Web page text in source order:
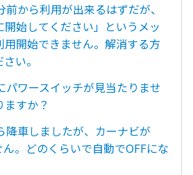
から利用が出来るはずだが、
開始してください」というメッ
用開始できません。解消する方
い。
パワースイッチが見当たりませ
すか？
降車しましたが、カーナビが
。どのくらいで自動でOFFにな